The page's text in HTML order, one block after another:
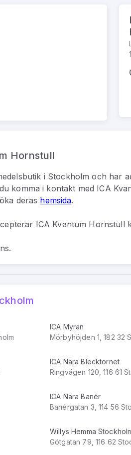
Hornstull
i Stockholm och har
komma i kontakt med ICA
deras hemsida.
ICA Kvantum Hornstull
ICA Myran
Mörbyhöjden 1, 182 32
ICA Nära Blecktornet
Ringvägen 120, 116 61
ICA Nära Banér
Banérgatan 3, 114 56
Willys Hemma
Götgatan 79, 116 62